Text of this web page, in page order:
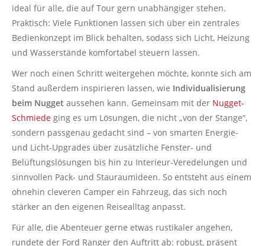
ideal für alle, die auf Tour gern unabhängiger stehen.
Praktisch: Viele Funktionen lassen sich über ein zentrales
Bedienkonzept im Blick behalten, sodass sich Licht, Heizung
und Wasserstände komfortabel steuern lassen.
Wer noch einen Schritt weitergehen möchte, konnte sich am
Stand außerdem inspirieren lassen, wie Individualisierung
beim Nugget aussehen kann. Gemeinsam mit der Nugget-
Schmiede ging es um Lösungen, die nicht „von der Stange“,
sondern passgenau gedacht sind – von smarten Energie-
und Licht-Upgrades über zusätzliche Fenster- und
Belüftungslösungen bis hin zu Interieur-Veredelungen und
sinnvollen Pack- und Stauraumideen. So entsteht aus einem
ohnehin cleveren Camper ein Fahrzeug, das sich noch
stärker an den eigenen Reisealltag anpasst.
Für alle, die Abenteuer gerne etwas rustikaler angehen,
rundete der Ford Ranger den Auftritt ab: robust, präsent